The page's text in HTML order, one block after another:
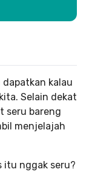
kalau
Selain dekat
seru bareng
menjelajah
itu nggak seru?